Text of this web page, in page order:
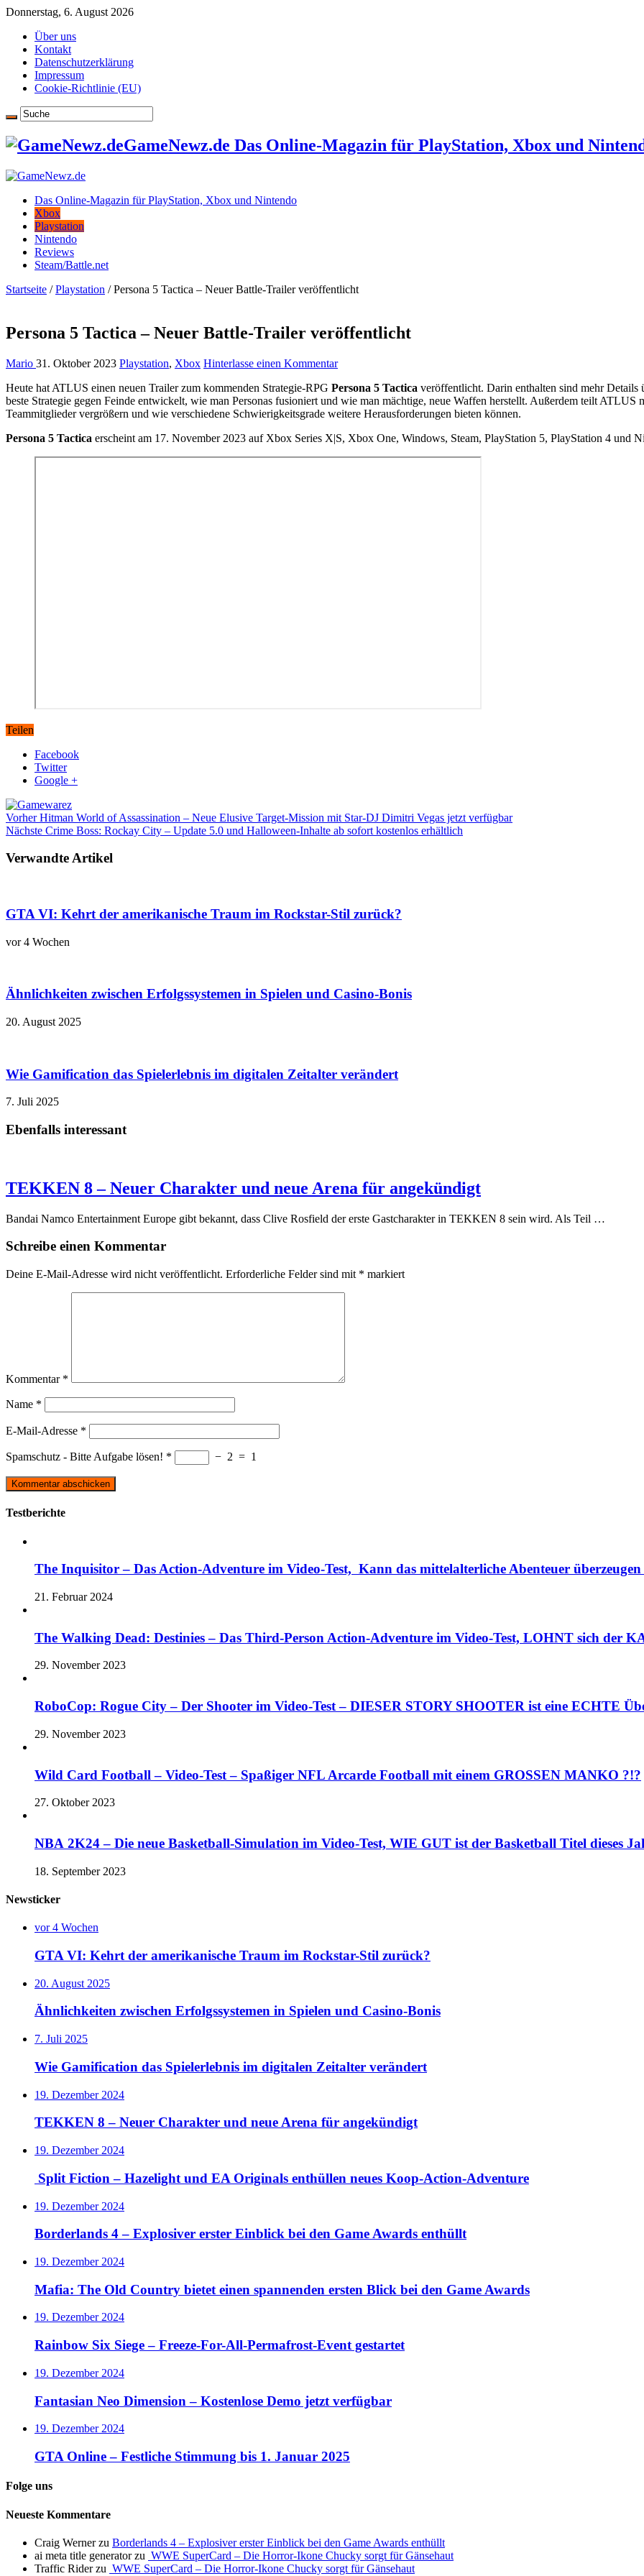
Donnerstag, 6. August 2026
Über uns
Kontakt
Datenschutzerklärung
Impressum
Cookie-Richtlinie (EU)
GameNewz.de Das Online-Magazin für PlayStation, Xbox und
Das Online-Magazin für PlayStation, Xbox und Nintendo
Xbox
Playstation
Nintendo
Reviews
Steam/Battle.net
Startseite / Playstation / Persona 5 Tactica – Neuer Battle-Trailer veröffentlicht
Persona 5 Tactica – Neuer Battle-Trailer veröffentlicht
Mario 31. Oktober 2023 Playstation, Xbox Hinterlasse einen Kommentar
Heute hat ATLUS einen neuen Trailer zum kommenden Strategie-RPG Persona 5 Tactica veröffentlicht. Darin enthalten sind mehr Details
beste Strategie gegen Feinde entwickelt, wie man Personas fusioniert und wie man mächtige, neue Waffen herstellt. Außerdem teilt ATLUS
Teammitglieder vergrößern und wie verschiedene Schwierigkeitsgrade weitere Herausforderungen bieten können.
Persona 5 Tactica erscheint am 17. November 2023 auf Xbox Series X|S, Xbox One, Windows, Steam, PlayStation 5, PlayStation 4 und
Teilen
Facebook
Twitter
Google +
VorherHitman World of Assassination – Neue Elusive Target-Mission mit Star-DJ Dimitri Vegas jetzt verfügbar
Nächste Crime Boss: Rockay City – Update 5.0 und Halloween-Inhalte ab sofort kostenlos erhältlich
Verwandte Artikel
GTA VI: Kehrt der amerikanische Traum im Rockstar-Stil zurück?
vor 4 Wochen
Ähnlichkeiten zwischen Erfolgssystemen in Spielen und Casino‑Bonis
20. August 2025
Wie Gamification das Spielerlebnis im digitalen Zeitalter verändert
7. Juli 2025
Ebenfalls interessant
TEKKEN 8 – Neuer Charakter und neue Arena für angekündigt
Bandai Namco Entertainment Europe gibt bekannt, dass Clive Rosfield der erste Gastcharakter in TEKKEN 8 sein wird. Als Teil …
Schreibe einen Kommentar
Deine E-Mail-Adresse wird nicht veröffentlicht. Erforderliche Felder sind mit * markiert
Kommentar *
Name *
E-Mail-Adresse *
Spamschutz - Bitte Aufgabe lösen! * − 2 = 1
Testberichte
The Inquisitor – Das Action-Adventure im Video-Test, Kann das mittelalterliche Abenteuer überzeugen
21. Februar 2024
The Walking Dead: Destinies – Das Third-Person Action-Adventure im Video-Test, LOHNT sich der
29. November 2023
RoboCop: Rogue City – Der Shooter im Video-Test – DIESER STORY SHOOTER ist eine ECHTE
29. November 2023
Wild Card Football – Video-Test – Spaßiger NFL Arcarde Football mit einem GROSSEN MANKO ?!?
27. Oktober 2023
NBA 2K24 – Die neue Basketball-Simulation im Video-Test, WIE GUT ist der Basketball Titel dieses
18. September 2023
Newsticker
vor 4 Wochen
GTA VI: Kehrt der amerikanische Traum im Rockstar-Stil zurück?
20. August 2025
Ähnlichkeiten zwischen Erfolgssystemen in Spielen und Casino‑Bonis
7. Juli 2025
Wie Gamification das Spielerlebnis im digitalen Zeitalter verändert
19. Dezember 2024
TEKKEN 8 – Neuer Charakter und neue Arena für angekündigt
19. Dezember 2024
Split Fiction – Hazelight und EA Originals enthüllen neues Koop-Action-Adventure
19. Dezember 2024
Borderlands 4 – Explosiver erster Einblick bei den Game Awards enthüllt
19. Dezember 2024
Mafia: The Old Country bietet einen spannenden ersten Blick bei den Game Awards
19. Dezember 2024
Rainbow Six Siege – Freeze-For-All-Permafrost-Event gestartet
19. Dezember 2024
Fantasian Neo Dimension – Kostenlose Demo jetzt verfügbar
19. Dezember 2024
GTA Online – Festliche Stimmung bis 1. Januar 2025
Folge uns
Neueste Kommentare
Craig Wernerzu Borderlands 4 – Explosiver erster Einblick bei den Game Awards enthüllt
ai meta title generatorzu WWE SuperCard – Die Horror-Ikone Chucky sorgt für Gänsehaut
Traffic Riderzu WWE SuperCard – Die Horror-Ikone Chucky sorgt für Gänsehaut